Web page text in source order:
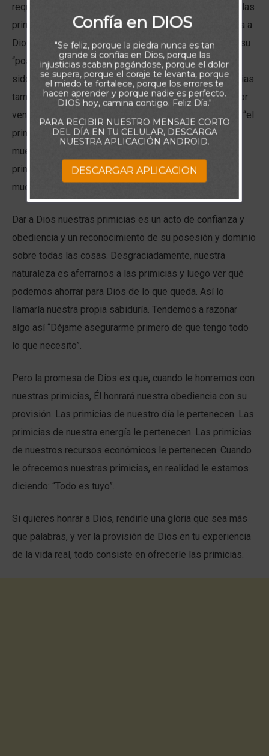
requisitos que El Señor imponía a su pueblo. El don de las
primicias era un reconocimiento de que todo pertenecía a
Dios. Llama a los creyentes una especie de primicias, su
“posesión preciada” (St 1,18). Quiere decir que hemos
sido apartados para él de entre su creación. Las primicias
también representaban una porción de lo que estaba por
venir. Cuando Jesús resucitó de entre los muertos, fue “el
primero de una gran cosecha de todos los que han
muerto” (1 Corintios 15:20); en otras palabras, fue el
primero, y se erigió como garantía de que le seguirían
muchos más.
Dar a Dios nuestras primicias es un acto de confianza y
obediencia y un reconocimiento de su posesión y dominio
sobre todas las cosas. Desgraciadamente, nuestra
naturaleza es aferrarnos a las primicias y luego ver qué
podemos ahorrar para Dios de lo que queda. Así lo
llamaría nuestra propia sabiduría. Tendemos a razonar
algo así “Déjame asegurarme primero de que tengo todo
lo que necesito”.
Pero la promesa de Dios es que, cuando le honremos con
nuestras primicias, Él honrará nuestra obediencia con su
provisión. Las primicias de nuestro día le pertenecen. Las
primicias de nuestra energía le pertenecen. Las primicias
de nuestros recursos económicos le pertenecen. Cuando
le ofrecemos nuestras primicias, en realidad le estamos
diciendo: “Todo es tuyo”.
Si quieres honrar a Dios, rendirle una gloria que sea más
que palabras, y ver la provisión de Dios en tu experiencia
de la vida real, todo consiste en ofrecerle las primicias.
Confía en DIOS
"Se feliz, porque la piedra nunca es tan
grande si confías en Dios, porque las
injusticias acaban pagándose, porque el dolor
se supera, porque el coraje te levanta, porque
el miedo te fortalece, porque los errores te
hacen aprender y porque nadie es perfecto.
DIOS hoy, camina contigo. Feliz Día."
PARA RECIBIR NUESTRO MENSAJE CORTO
DEL DÍA EN TU CELULAR, DESCARGA
NUESTRA APLICACIÓN ANDROID.
DESCARGAR APLICACION